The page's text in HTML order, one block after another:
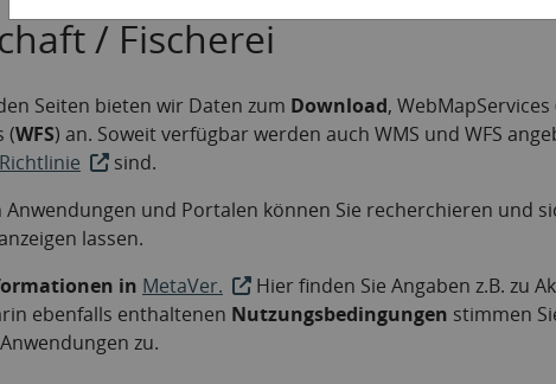
/ Fischerei
Seiten bieten wir Daten zum Download, WebMapServices
(WFS) an. Soweit verfügbar werden auch WMS und WFS
sind.
und Portalen können Sie recherchieren und
lassen.
in MetaVer.
Hier finden Sie Angaben z.B. zu
ebenfalls enthaltenen Nutzungsbedingungen stimmen
zu.